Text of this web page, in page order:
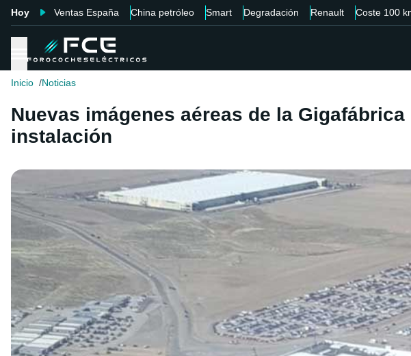
Hoy Ventas España China petróleo Smart Degradación Renault Coste 100
Inicio Noticias
Nuevas imágenes aéreas de la
instalación